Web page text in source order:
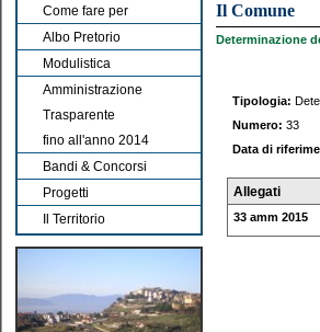
Come fare per
Albo Pretorio
Modulistica
Amministrazione
Trasparente
fino all'anno 2014
Bandi & Concorsi
Progetti
Il Territorio
Il Comune
Determinazione
Tipologia:
Numero: 33
Data di
Allegati
33 amm 2015